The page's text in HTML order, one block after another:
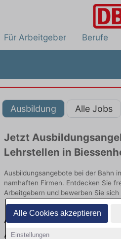
Alle Cookies akzeptieren
Einstellungen
Für Arbeitgeber Berufe
Ausbildung Alle Jobs
Jetzt
Lehrstellen in
Ausbildungsangebote bei der Bahn
namhaften Firmen. Entdecken Sie
Arbeitgebern und bewerben Sie
Ausbildung in
Aktuell gibt es keine